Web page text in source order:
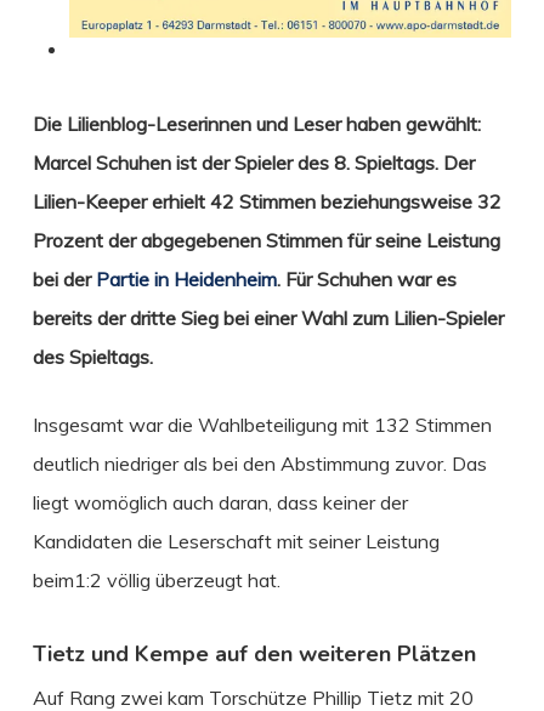
Die Lilienblog-Leserinnen und Leser haben gewählt:
Marcel Schuhen ist der Spieler des 8. Spieltags. Der
Lilien-Keeper erhielt 42 Stimmen beziehungsweise 32
Prozent der abgegebenen Stimmen für seine Leistung
bei der Partie in Heidenheim. Für Schuhen war es
bereits der dritte Sieg bei einer Wahl zum Lilien-Spieler
des Spieltags.
Insgesamt war die Wahlbeteiligung mit 132 Stimmen
deutlich niedriger als bei den Abstimmung zuvor. Das
liegt womöglich auch daran, dass keiner der
Kandidaten die Leserschaft mit seiner Leistung
beim1:2 völlig überzeugt hat.
Tietz und Kempe auf den weiteren Plätzen
Auf Rang zwei kam Torschütze Phillip Tietz mit 20